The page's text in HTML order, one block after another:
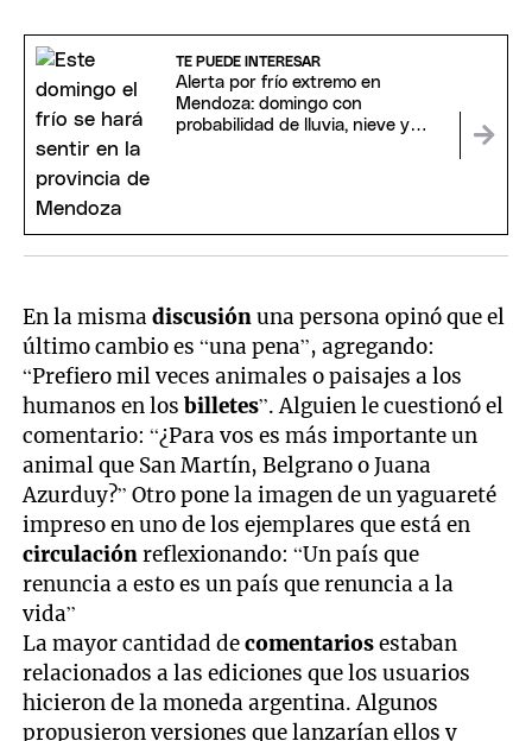
TE PUEDE INTERESAR
Alerta por frío extremo en
Mendoza: domingo con
probabilidad de lluvia, nieve y
En la mismadiscusiónuna persona opinó que el
último cambio es “una pena”, agregando:
“Prefiero mil veces animales o paisajes a los
humanos en losbilletes”. Alguien le cuestionó el
comentario: “¿Para vos es más importante un
animal que San Martín, Belgrano o Juana
Azurduy?” Otro pone la imagen de un yaguareté
impreso en uno de los ejemplares que está en
circulaciónreflexionando: “Un país que
renuncia a esto es un país que renuncia a la
vida”
La mayor cantidad decomentariosestaban
relacionados a las ediciones que los usuarios
hicieron de la moneda argentina. Algunos
propusieron versiones que lanzarían ellos y